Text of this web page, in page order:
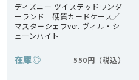
ディズニー ツイステッドワンダ
ーランド 硬質カードケース／
マスターシェフver. ヴィル・シ
ェーンハイト
在庫◎ 550円